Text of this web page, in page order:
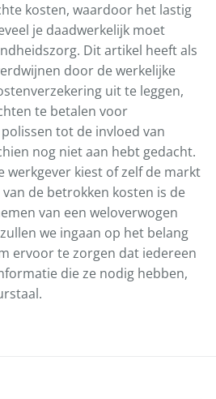
kosten, waardoor het lastig
je daadwerkelijk moet
Dit artikel heeft als
door de werkelijke
uit te leggen,
te betalen voor
tot de invloed van
nog niet aan hebt gedacht.
werkgever kiest of zelf de markt
de betrokken kosten is de
van een weloverwogen
we ingaan op het belang
ervoor te zorgen dat iedereen
die ze nodig hebben,